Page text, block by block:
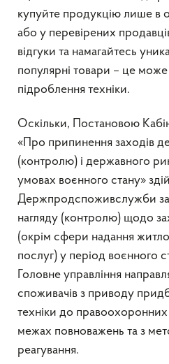
купуйте продукцію лише в
або у перевірених
відгуки та намагайтесь
популярні товари – це
підроблення техніки.
Оскільки, Постановою
«Про припинення заходів
(контролю) і державного
умовах воєнного стану»
Держпродспоживслужби
нагляду (контролю) щодо
(окрім сфери надання
послуг) у період воєнного
Головне управління
споживачів з приводу
техніки до правоохоронних
межах повноважень та з
реагування.